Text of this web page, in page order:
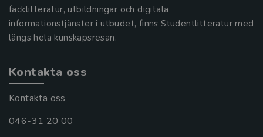
facklitteratur, utbildningar och digitala
informationstjänster i utbudet, finns Studentlitteratur med
längs hela kunskapsresan.
Kontakta oss
Kontakta oss
046-31 20 00